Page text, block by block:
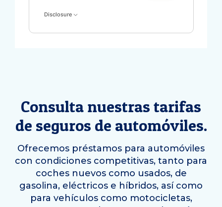
Disclosure
Consulta nuestras tarifas
de seguros de automóviles.
Ofrecemos préstamos para automóviles
con condiciones competitivas, tanto para
coches nuevos como usados, de
gasolina, eléctricos e híbridos, así como
para vehículos como motocicletas,